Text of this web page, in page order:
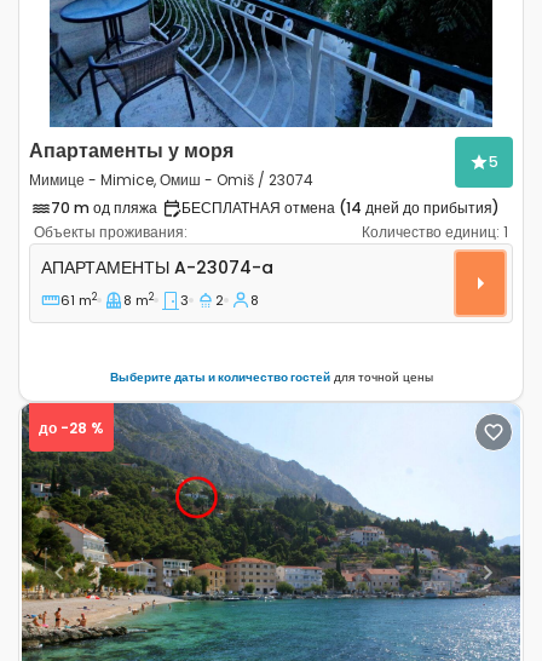
Апартаменты у моря
Мимице - Mimice, Омиш - Omiš / 23074
5
70 m од пляжа
БЕСПЛАТНАЯ отмена (14 дней до прибытия)
Объекты проживания:
Количество единиц: 1
Трёхкомнатные апартаменты Мимице - Mimice,
АПАРТАМЕНТЫ A-23074-a
61 m2 8 m2 3 2 8
Выберите даты и количество гостейдля точной цены
Previous Next
до -28 %